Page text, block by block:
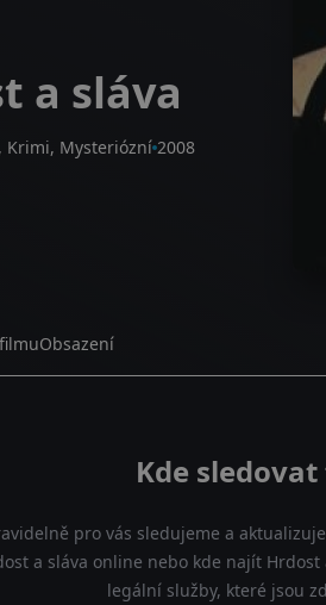
a sláva
Krimi, Mysteriózní 2008
Obsazení
Kde
pro vás sledujeme a
a sláva online nebo kde najít
legální služby, které jsou